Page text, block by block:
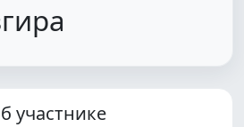
участнике